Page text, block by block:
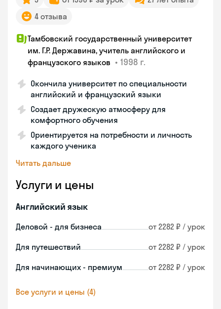
4 отзыва
Тамбовский государственный университет
им. Г.Р. Державина, учитель английского и
французского языков • 1998 г.
Окончила университет по специальности
английский и французский языки
Создает дружескую атмосферу для
комфортного обучения
Ориентируется на потребности и личность
каждого ученика
Читать дальше
Услуги и цены
Английский язык
Деловой - для бизнеса от 2282 ₽ / урок
Для путешествий от 2282 ₽ / урок
Для начинающих - премиум от 2282 ₽ / урок
Все услуги и цены (4)